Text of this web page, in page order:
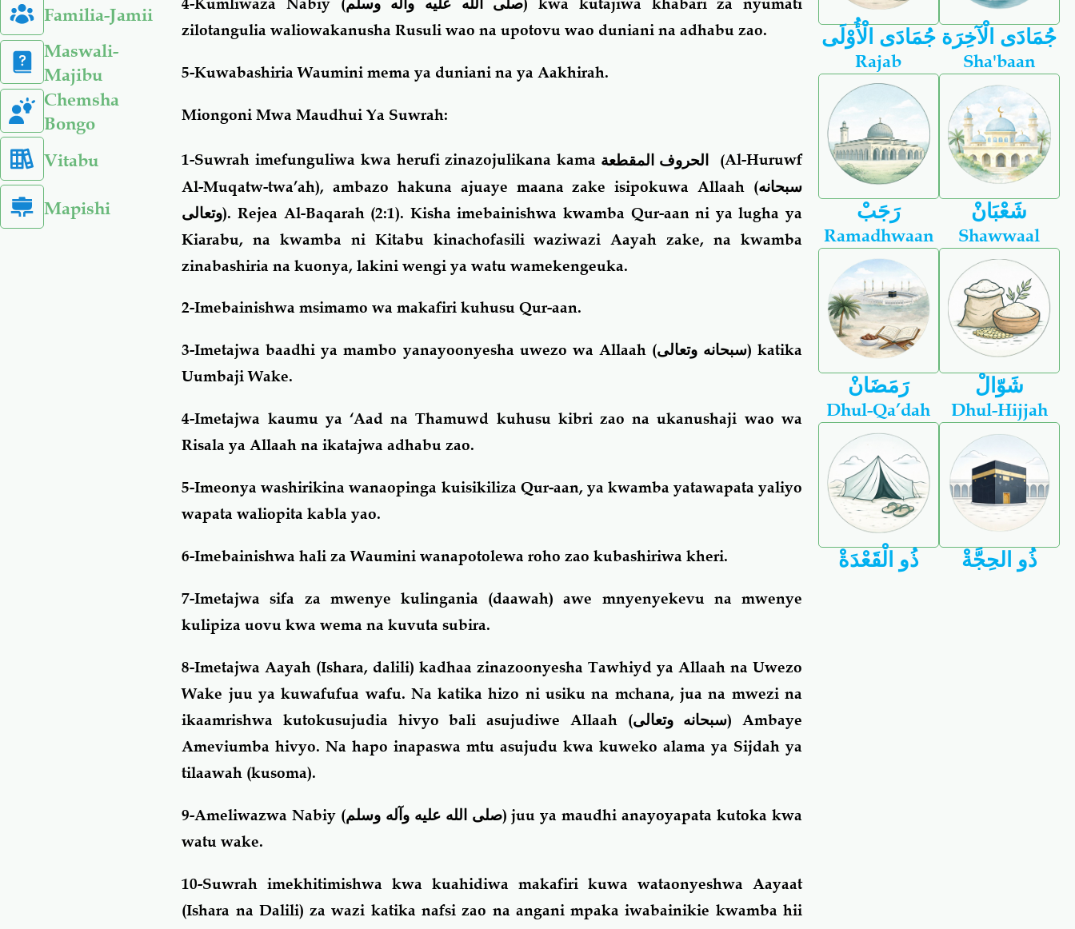
Familia-Jamii
Maswali-
Majibu
Chemsha
Bongo
Vitabu
Mapishi
4-Kumliwaza Nabiy (صلى الله عليه وآله وسلم) kwa kutajiwa khabari za nyumati
zilotangulia waliowakanusha Rusuli wao na upotovu wao duniani na adhabu zao.
5-Kuwabashiria Waumini mema ya duniani na ya Aakhirah.
Miongoni Mwa Maudhui Ya Suwrah:
1-Suwrah imefunguliwa kwa herufi zinazojulikana kama (Al-Huruwf
Al-Muqatw-twa’ah),ambazo hakuna ajuaye maana zake isipokuwa Allaah (سبحانه
وتعالى). Rejea Al-Baqarah (2:1). Kisha imebainishwa kwamba Qur-aan ni ya lugha ya
Kiarabu, na kwamba ni Kitabu kinachofasili waziwazi Aayah zake, na kwamba
zinabashiria na kuonya, lakini wengi ya watu wamekengeuka.
2-Imebainishwa msimamo wa makafiri kuhusu Qur-aan.
3-Imetajwa baadhi ya mambo yanayoonyesha uwezo wa Allaah (سبحانه وتعالى) katika
Uumbaji Wake.
4-Imetajwa kaumu ya ‘Aad na Thamuwd kuhusu kibri zao na ukanushaji wao wa
Risala ya Allaah na ikatajwa adhabu zao.
5-Imeonya washirikina wanaopinga kuisikiliza Qur-aan, ya kwamba yatawapata yaliyo
wapata waliopita kabla yao.
6-Imebainishwa hali za Waumini wanapotolewa roho zao kubashiriwa kheri.
7-Imetajwa sifa za mwenye kulingania (daawah) awe mnyenyekevu na mwenye
kulipiza uovu kwa wema na kuvuta subira.
8-Imetajwa Aayah (Ishara, dalili) kadhaa zinazoonyesha Tawhiyd ya Allaah na Uwezo
Wake juu ya kuwafufua wafu. Na katika hizo ni usiku na mchana, jua na mwezi na
ikaamrishwa kutokusujudia hivyo bali asujudiwe Allaah (سبحانه وتعالى) Ambaye
Ameviumba hivyo. Na hapo inapaswa mtu asujudu kwa kuweko alama ya Sijdah ya
tilaawah (kusoma).
9-Ameliwazwa Nabiy (صلى الله عليه وآله وسلم) juu ya maudhi anayoyapata kutoka kwa
watu wake.
10-Suwrah imekhitimishwa kwa kuahidiwa makafiri kuwa wataonyeshwa Aayaat
(Ishara na Dalili) za wazi katika nafsi zao na angani mpaka iwabainikie kwamba hii
جُمَادَى الْأُوْلَى جُمَادَى الْآخِرَة
Rajab
رَجَبْ
Sha'baan
شَعْبَانْ
Ramadhwaan
رَمَضَانْ
Shawwaal
شَوّالْ
Dhul-Qa’dah
ذُو الْقَعْدَةْ
Dhul-Hijjah
ذُو الحِجَّةْ